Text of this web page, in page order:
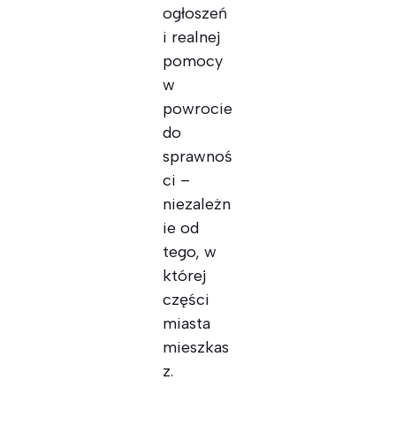
ogłoszeń
i realnej
pomocy
w
powrocie
do
sprawnoś
ci –
niezależn
ie od
tego, w
której
części
miasta
mieszkas
z.